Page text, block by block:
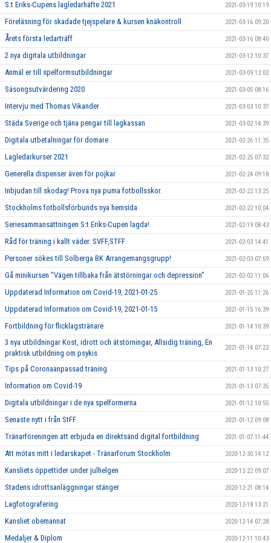
S:t Eriks-Cupens lagledarhäfte 2021 2021-03-19 10:19
Föreläsning för skadade tjejspelare & kursen knäkontroll 2021-03-16 09:20
Årets första ledarträff 2021-03-16 08:40
2 nya digitala utbildningar 2021-03-12 10:37
Anmäl er till spelformsutbildningar 2021-03-09 12:02
Säsongsutvärdering 2020 2021-03-05 08:16
Intervju med Thomas Vikander 2021-03-03 10:37
Städa Sverige och tjäna pengar till lagkassan 2021-03-02 14:39
Digitala utbetalningar för domare 2021-02-26 11:35
Lagledarkurser 2021 2021-02-25 07:32
Generella dispenser även för pojkar 2021-02-24 09:18
Inbjudan till skodag! Prova nya puma fotbollsskor. 2021-02-22 13:25
Stockholms fotbollsförbunds nya hemsida 2021-02-22 10:04
Seriesammansättningen S:t Eriks-Cupen lagda! 2021-02-19 08:43
Råd för träning i kallt väder. SVFF,STFF 2021-02-03 14:41
Personer sökes till Solberga BK Arrangemangsgrupp! 2021-02-03 07:59
Gå minikursen "Vägen tillbaka från ätstörningar och depression" 2021-02-02 11:06
Uppdaterad Information om Covid-19, 2021-01-25 2021-01-25 11:26
Uppdaterad Information om Covid-19, 2021-01-15 2021-01-15 16:39
Fortbildning för flicklagstränare 2021-01-14 10:39
3 nya utbildningar Kost, idrott och ätstörningar, Allsidig träning, En
praktisk utbildning om psykis
2021-01-14 07:22
Tips på Coronaanpassad träning 2021-01-13 10:27
Information om Covid-19 2021-01-13 07:35
Digitala utbildningar i de nya spelformerna 2021-01-12 10:55
Senaste nytt i från StFF 2021-01-12 09:08
Tränarföreningen att erbjuda en direktsänd digital fortbildning 2021-01-07 11:44
Att mötas mitt i ledarskapet - Tränarforum Stockholm 2020-12-30 14:12
Kansliets öppettider under julhelgen 2020-12-22 09:07
Stadens idrottsanläggningar stänger 2020-12-21 08:14
Lagfotografering 2020-12-18 13:21
Kansliet obemannat 2020-12-14 07:28
Medaljer & Diplom 2020-12-11 10:43